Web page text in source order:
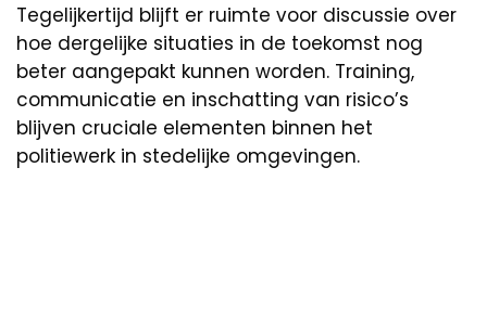
Tegelijkertijd blijft er ruimte voor discussie over
hoe dergelijke situaties in de toekomst nog
beter aangepakt kunnen worden. Training,
communicatie en inschatting van risico’s
blijven cruciale elementen binnen het
politiewerk in stedelijke omgevingen.